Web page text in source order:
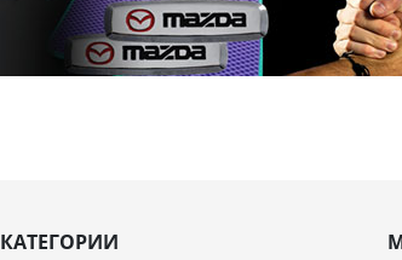
КАТЕГОРИИ